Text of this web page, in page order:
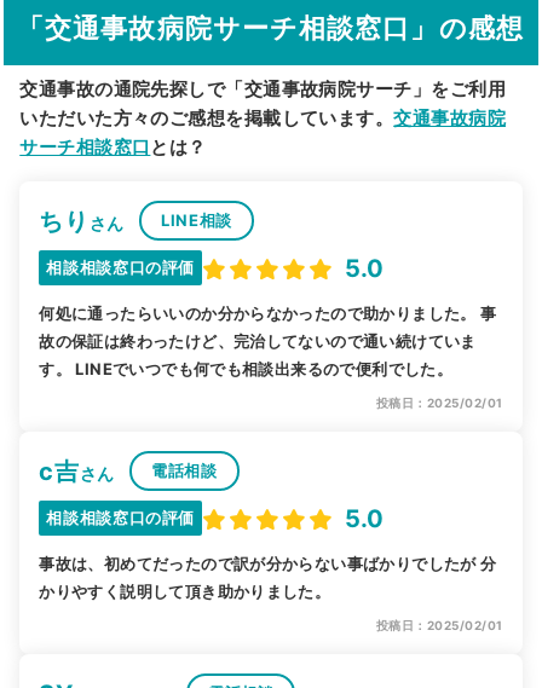
「交通事故病院サーチ相談窓口」の感想
交通事故の通院先探しで「交通事故病院サーチ」をご利用
いただいた方々のご感想を掲載しています。交通事故病院
サーチ相談窓口 とは？
ちり さん LINE相談
相談相談窓口の評価 5.0
何処に通ったらいいのか分からなかったので助かりました。 事
故の保証は終わったけど、完治してないので通い続けていま
す。 LINEでいつでも何でも相談出来るので便利でした。
投稿日：2025/02/01
c吉さん 電話相談
相談相談窓口の評価 5.0
事故は、初めてだったので訳が分からない事ばかりでしたが 分
かりやすく説明して頂き助かりました。
投稿日：2025/02/01